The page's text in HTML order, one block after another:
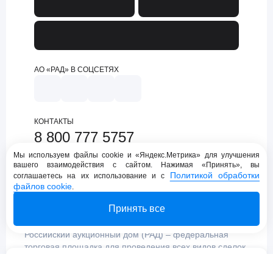
АО «РАД» В СОЦСЕТЯХ
КОНТАКТЫ
8 800 777 5757
support@lot-online.ru
Техническая поддержка
Российский аукционный дом (РАД) – федеральная
торговая площадка для проведения всех видов сделок
Мы используем файлы cookie и «Яндекс.Метрика» для улучшения
вашего взаимодействия с сайтом. Нажимая «Принять», вы
соглашаетесь на их использование и с Политикой обработки
файлов cookie.
Принять все